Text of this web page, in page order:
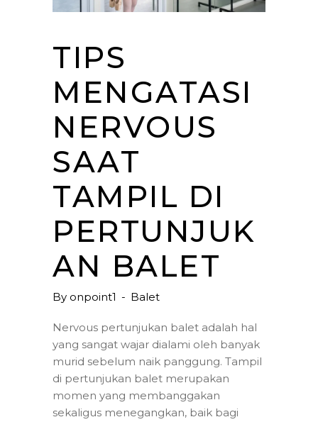
TIPS
MENGATASI
NERVOUS
SAAT
TAMPIL DI
PERTUNJUK
AN BALET
By onpoint1 Balet
Nervous pertunjukan balet adalah hal
yang sangat wajar dialami oleh banyak
murid sebelum naik panggung. Tampil
di pertunjukan balet merupakan
momen yang membanggakan
sekaligus menegangkan, baik bagi